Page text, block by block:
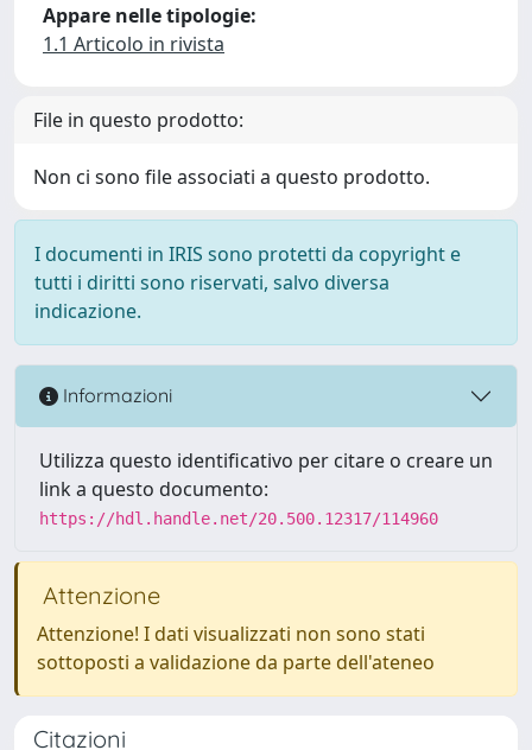
Appare nelle tipologie:
1.1 Articolo in rivista
File in questo prodotto:
Non ci sono file associati a questo prodotto.
I documenti in IRIS sono protetti da copyright e
tutti i diritti sono riservati, salvo diversa
indicazione.
Informazioni
Utilizza questo identificativo per citare o creare un
link a questo documento:
https://hdl.handle.net/20.500.12317/114960
Attenzione
Attenzione! I dati visualizzati non sono stati
sottoposti a validazione da parte dell'ateneo
Citazioni